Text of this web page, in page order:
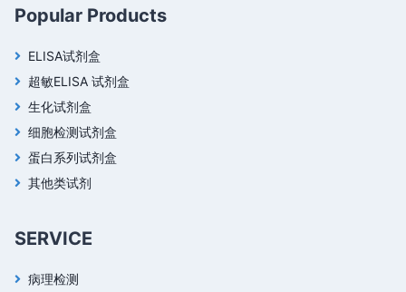
Popular Products
ELISA试剂盒
超敏ELISA 试剂盒
生化试剂盒
细胞检测试剂盒
蛋白系列试剂盒
其他类试剂
SERVICE
病理检测